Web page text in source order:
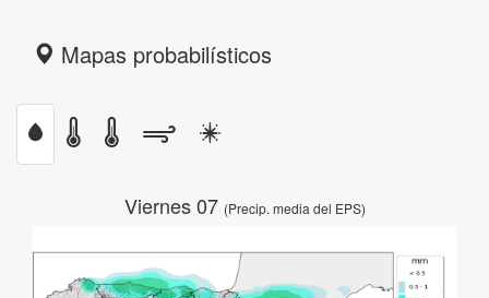
Mapas probabilísticos
Viernes 07 (Precip. media del EPS)